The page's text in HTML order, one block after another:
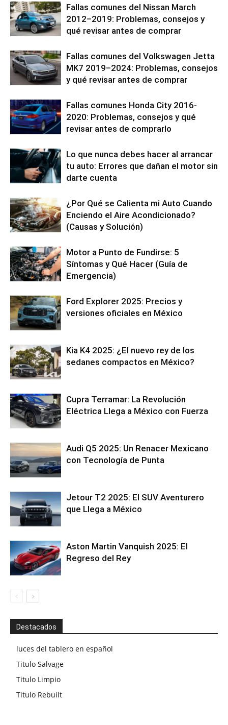
Fallas comunes del Nissan March
2012–2019: Problemas, consejos y
qué revisar antes de comprar
Fallas comunes del Volkswagen Jetta
MK7 2019–2024: Problemas, consejos
y qué revisar antes de comprar
Fallas comunes Honda City 2016-
2020: Problemas, consejos y qué
revisar antes de comprarlo
Lo que nunca debes hacer al arrancar
tu auto: Errores que dañan el motor sin
darte cuenta
¿Por Qué se Calienta mi Auto Cuando
Enciendo el Aire Acondicionado?
(Causas y Solución)
Motor a Punto de Fundirse: 5
Síntomas y Qué Hacer (Guía de
Emergencia)
Ford Explorer 2025: Precios y
versiones oficiales en México
Kia K4 2025: ¿El nuevo rey de los
sedanes compactos en México?
Cupra Terramar: La Revolución
Eléctrica Llega a México con Fuerza
Audi Q5 2025: Un Renacer Mexicano
con Tecnología de Punta
Jetour T2 2025: El SUV Aventurero
que Llega a México
Aston Martin Vanquish 2025: El
Regreso del Rey
Destacados
luces del tablero en español
Titulo Salvage
Titulo Limpio
Titulo Rebuilt